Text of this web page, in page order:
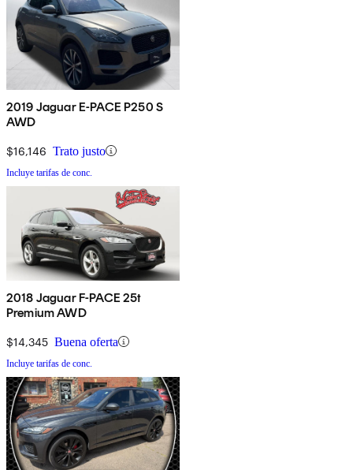
2019 Jaguar E-PACE P250 S
AWD
$16,146 Trato justo
Incluye tarifas de conc.
2018 Jaguar F-PACE 25t
Premium AWD
$14,345 Buena oferta
Incluye tarifas de conc.